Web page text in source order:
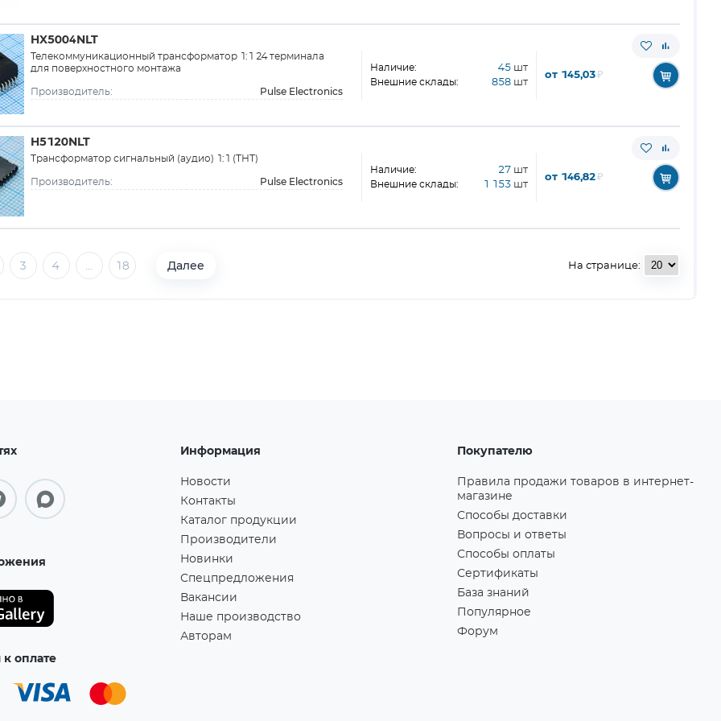
HX5004NLT
Телекоммуникационный трансформатор 1:1 24 терминала
для поверхностного монтажа
Производитель: Pulse Electronics
Наличие: 45 шт
Внешние склады: 858 шт
от 145,03₽
H5120NLT
Трансформатор сигнальный (аудио) 1:1 (ТНT)
Производитель: Pulse Electronics
Наличие: 27 шт
Внешние склады: 1 153 шт
от 146,82₽
3 4 ... 18 Далее На странице:
оплате
Информация
Новости
Контакты
Каталог продукции
Производители
Новинки
Спецпредложения
Вакансии
Наше производство
Авторам
Покупателю
Правила продажи товаров в интернет-
магазине
Способы доставки
Вопросы и ответы
Способы оплаты
Сертификаты
База знаний
Популярное
Форум